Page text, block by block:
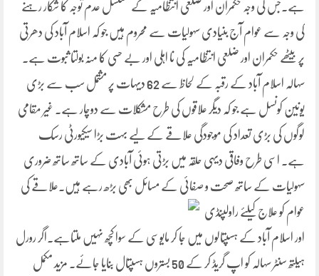
ہے۔جس کی وجہ حکمران اور ضلعی انتظامیہ کے مسلسل عدم توجہ کا شکار رہنے
کی وجہ سے عوام آج بنیادی سہولیات سے محروم ہیں جو کہ اسلام آباد کی دھرتی
پر بیٹھے حکمران اور ضلعی انتظامیہ کی نا اہلی اور بے حسی کا منہ بولتا ثبوت ہے۔
سہالہ اسلام آباد کے رقبہ کے لحاظ سے 62 دیہات پر مشتمل سب سے بڑی
یونین کونسل ہے جو کہ دیگر علاقوں کی طرح مشکلات سے دوچار ہے۔ غیر مقامی
لوگوں کی بڑی تعداد کی موجودگی علاقے کے لیے بہت بڑا سیکیورٹی رسک
ہے۔ اسی طرح وفاقی دیہی حلقہ میں بڑتی ہوئی آبادی کے ساتھ ساتھ ضروری
سہولیات کے ساتھ صحت و صفائی کے مسائل بھی بڑھ رہے ہیں۔علاقے کی
عوام کو علاج کیلئے راولپنڈی
اور اسلام آباد کے ہسپتالوں میں جا کر مایوسی کے سوا کچھ نہیں ملتاہے۔اگر رورل
ہیلتھ سنٹر سہالہ کو اپ گریڈ کر کے 50 بستروں ہسپتال بنایا جائے۔ مزید مکمل